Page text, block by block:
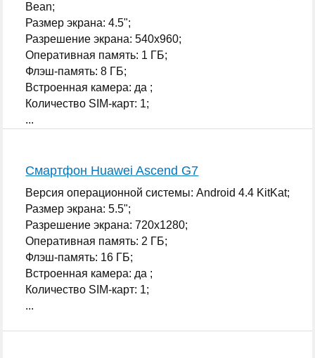
Bean;
Размер экрана: 4.5";
Разрешение экрана: 540x960;
Оперативная память: 1 ГБ;
Флэш-память: 8 ГБ;
Встроенная камера: да ;
Количество SIM-карт: 1;
...
Смартфон Huawei Ascend G7
Версия операционной системы: Android 4.4 KitKat;
Размер экрана: 5.5";
Разрешение экрана: 720x1280;
Оперативная память: 2 ГБ;
Флэш-память: 16 ГБ;
Встроенная камера: да ;
Количество SIM-карт: 1;
...